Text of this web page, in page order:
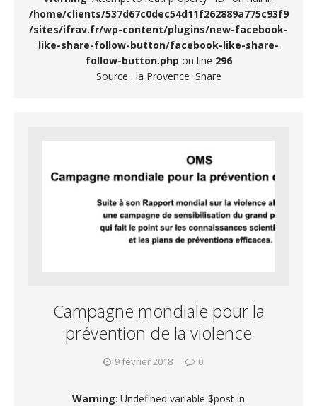
/home/clients/537d67c0dec54d11f262889a775c93f9
/sites/ifrav.fr/wp-content/plugins/new-facebook-
like-share-follow-button/facebook-like-share-
follow-button.php on line 296
Source : la Provence Share
Campagne mondiale pour la
prévention de la violence
9 février 2018 0
Warning: Undefined variable $post in